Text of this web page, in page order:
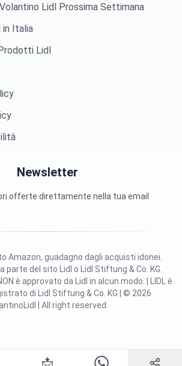
📩
Lidl Prossima Settimana
in Italia
Lidl
Newsletter
offerte direttamente nella tua email
parte del sito Lidl o Lidl Stiftung & Co. KG.
è approvato da Lidl in alcun modo. | LIDL è
di Lidl Stiftung & Co. KG | © 2026
| All right reserved.
Amazon, guadagno dagli acquisti idonei.